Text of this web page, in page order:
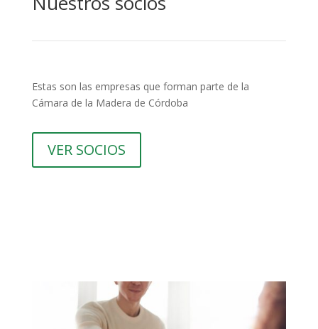
Estas son las empresas que forman parte de la
Cámara de la Madera de Córdoba
VER SOCIOS